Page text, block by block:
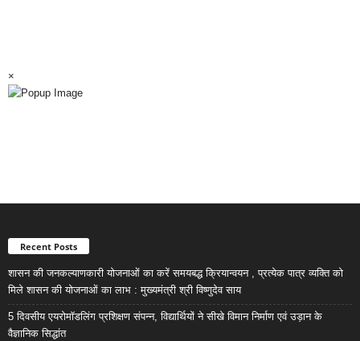
×
Recent Posts
शासन की जनकल्याणकारी योजनाओं का करें समयबद्ध क्रियान्वयन , प्रत्येक पात्र व्यक्ति को
मिले शासन की योजनाओं का लाभ : मुख्यमंत्री श्री विष्णुदेव साय
5 दिवसीय एयरोमॉडलिंग प्रशिक्षण संपन्न, विद्यार्थियों ने सीखे विमान निर्माण एवं उड़ान के
वैज्ञानिक सिद्धांत